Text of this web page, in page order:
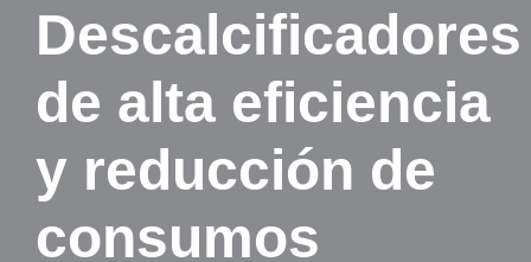
Descalcificadores
de alta eficiencia
y reducción de
consumos